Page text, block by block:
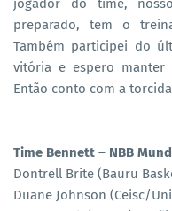
jogador do time,
preparado, tem o
Também participei do
vitória e espero manter
Então conto com a
Time Bennett – NBB
Dontrell Brite (Bauru
Duane Johnson (Ceisc/